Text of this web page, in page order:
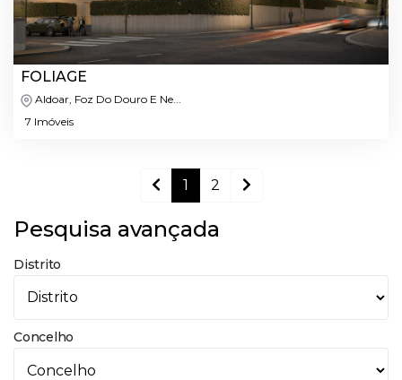
FOLIAGE
Aldoar, Foz Do Douro E Ne...
7 Imóveis
1 2
Pesquisa avançada
Distrito
Concelho